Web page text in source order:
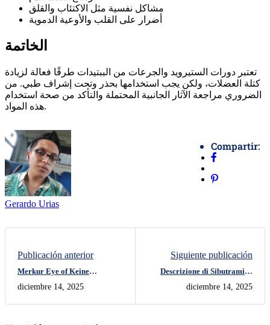
مشاكل نفسية مثل الاكتئاب والقلق
أضرار على القلب والأوعية الدموية
الخاتمة
تعتبر دورات الستيرويد والجرعات من الببتيدات طرقًا فعالة لزيادة
كتلة العضلات، ولكن يجب استخدامها بحذر وتحت إشراف طبي. من
الضروري مراجعة الآثار الجانبية المحتملة والتأكد من صحة استخدام
هذه المواد.
Compartir:
Gerardo Urias
Publicación anterior
Merkur Eye of Keine
Casino casumo Horus
diciembre 14, 2025
Siguiente publicación
Descrizione di Sibutramine
diciembre 14, 2025